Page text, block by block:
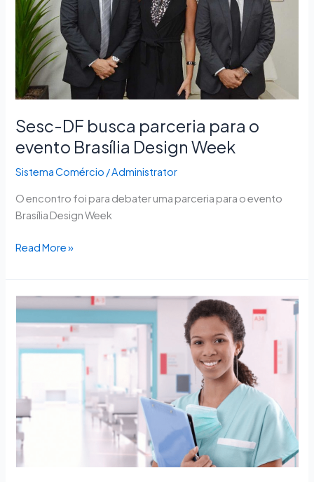
Sesc-DF busca parceria para o
evento Brasília Design Week
Sistema Comércio /Administrator
O encontro foi para debater uma parceria para o evento
Brasília Design Week
evento
Brasília
Design
Week
Read More »
AM
a
Técnico
de
Enfermagem,
em
Manaus